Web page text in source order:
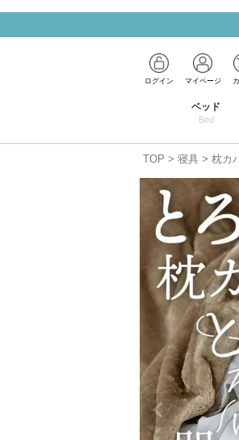
ログイン マイページ
ベッド
Bed
TOP 寝具 枕カ